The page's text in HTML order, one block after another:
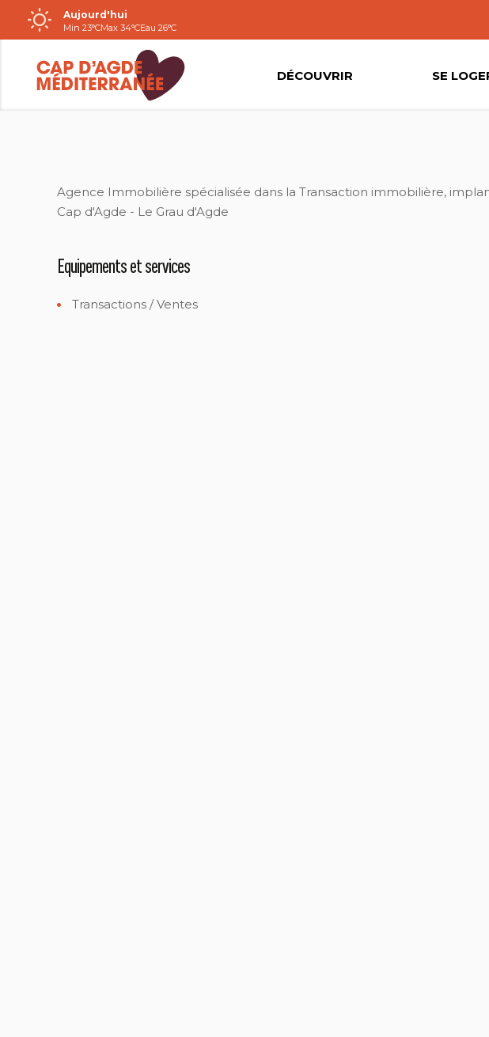
Passer
au
contenu
Aujourd'hui
Min 23°CMax 34°CEau 26°C
DÉCOUVRIR SE
Agence Immobilière spécialisée dans la Transaction immobilière,
Cap d'Agde - Le Grau d'Agde
Equipements et services
Transactions / Ventes